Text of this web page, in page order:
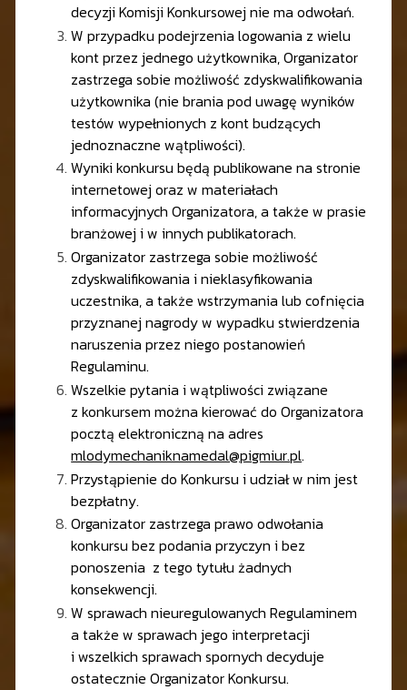
decyzji Komisji Konkursowej nie ma odwołań.
W przypadku podejrzenia logowania z wielu
kont przez jednego użytkownika, Organizator
zastrzega sobie możliwość zdyskwalifikowania
użytkownika (nie brania pod uwagę wyników
testów wypełnionych z kont budzących
jednoznaczne wątpliwości).
Wyniki konkursu będą publikowane na stronie
internetowej oraz w materiałach
informacyjnych Organizatora, a także w prasie
branżowej i w innych publikatorach.
Organizator zastrzega sobie możliwość
zdyskwalifikowania i nieklasyfikowania
uczestnika, a także wstrzymania lub cofnięcia
przyznanej nagrody w wypadku stwierdzenia
naruszenia przez niego postanowień
Regulaminu.
Wszelkie pytania i wątpliwości związane
z konkursem można kierować do Organizatora
pocztą elektroniczną na adres
mlodymechaniknamedal@pigmiur.pl.
Przystąpienie do Konkursu i udział w nim jest
bezpłatny.
Organizator zastrzega prawo odwołania
konkursu bez podania przyczyn i bez
ponoszenia z tego tytułu żadnych
konsekwencji.
W sprawach nieuregulowanych Regulaminem
a także w sprawach jego interpretacji
i wszelkich sprawach spornych decyduje
ostatecznie Organizator Konkursu.